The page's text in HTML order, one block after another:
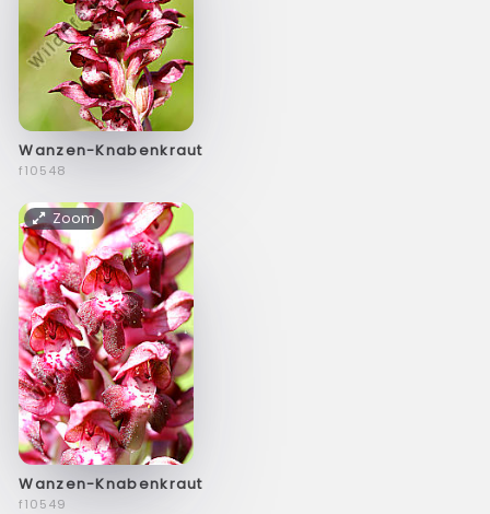
Wanzen-Knabenkraut
f10548
Zoom
Wanzen-Knabenkraut
f10549